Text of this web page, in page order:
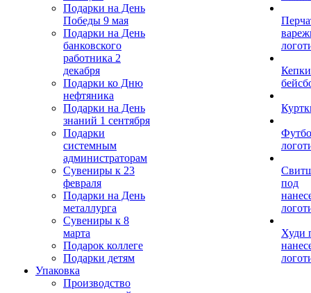
Подарки на День
Победы 9 мая
Подарки на День
банковского
работника 2
декабря
Подарки ко Дню
нефтяника
Подарки на День
знаний 1 сентября
Подарки
системным
администраторам
Сувениры к 23
февраля
Подарки на День
металлурга
Сувениры к 8
марта
Подарок коллеге
Подарки детям
Упаковка
Производство
под
Худи